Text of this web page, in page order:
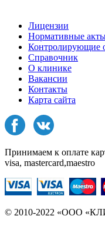
Лицензии
Нормативные
Контролирующие
Справочник
О клинике
Вакансии
Контакты
Карта сайта
Принимаем к оплате
visa, mastercard,maestro
© 2010-2022 «ООО